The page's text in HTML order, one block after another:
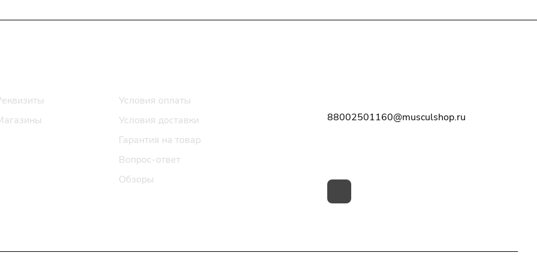
Условия оплаты
Условия доставки
Гарантия на товар
Вопрос-ответ
Обзоры
88002501160@musculshop.ru